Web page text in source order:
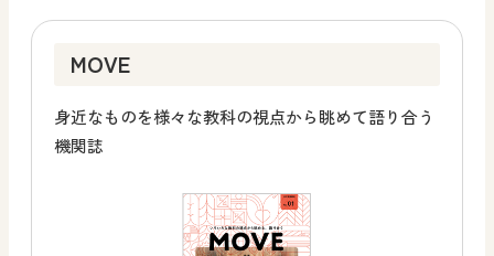
MOVE
身近なものを様々な教科の視点から眺めて語り合う
機関誌